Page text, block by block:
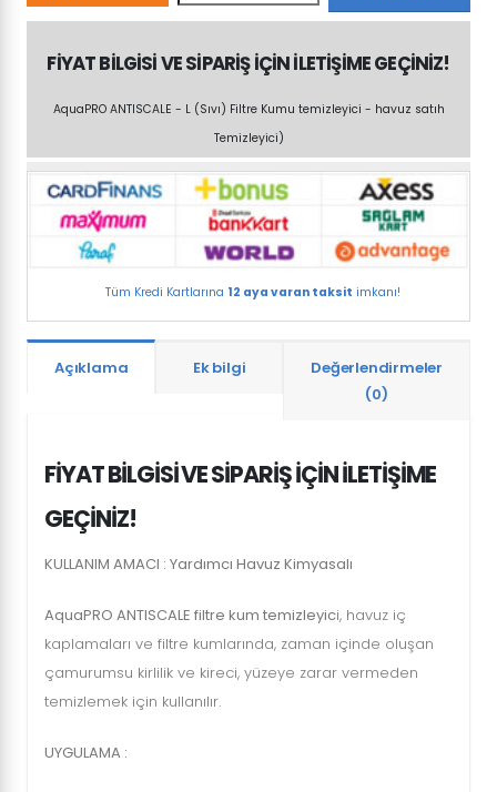
ANTISCALE
adet
FİYAT BİLGİSİ VE SİPARİŞ İÇİN İLETİŞİME GEÇİNİZ!
AquaPRO ANTISCALE - L (Sıvı) Filtre Kumu temizleyici - havuz satıh
Temizleyici)
Tüm Kredi Kartlarına 12 aya varan taksit imkanı!
Açıklama Ek bilgi
Değerlendirmeler
(0)
FİYAT BİLGİSİ VE SİPARİŞ İÇİN İLETİŞİME
GEÇİNİZ!
KULLANIM AMACI : Yardımcı Havuz Kimyasalı
AquaPRO ANTISCALE filtre kum temizleyici, havuz iç
kaplamaları ve filtre kumlarında, zaman içinde oluşan
çamurumsu kirlilik ve kireci, yüzeye zarar vermeden
temizlemek için kullanılır.
UYGULAMA :